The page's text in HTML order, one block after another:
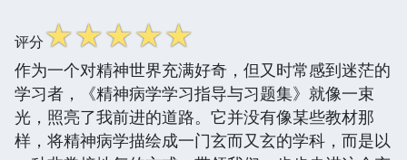
评分☆☆☆☆☆
作为一个对精神世界充满好奇，但又时常感到迷茫的
学习者，《精神病学学习指导与习题集》就像一束
光，照亮了我前进的道路。它并没有像某些教材那
样，将精神病学描绘成一门玄而又玄的学科，而是以